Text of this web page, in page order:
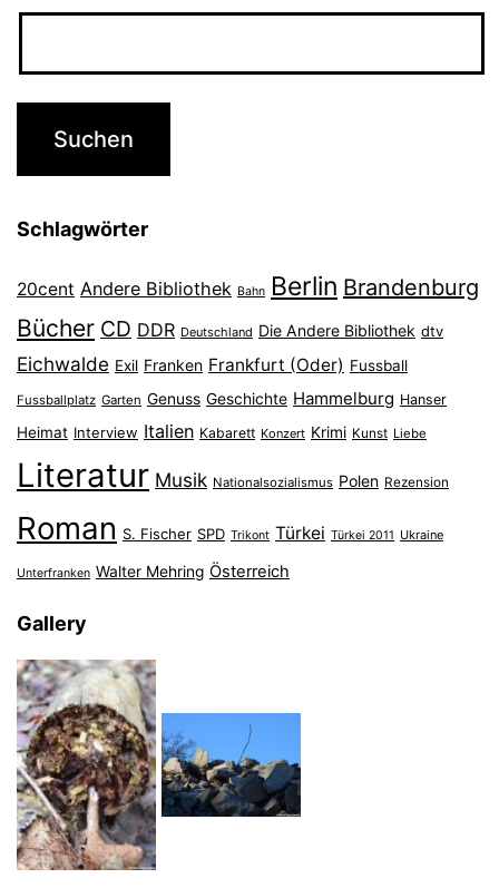
Schlagwörter
20cent Andere Bibliothek Bahn Berlin Brandenburg
Bücher CD DDR Deutschland Die Andere Bibliothek dtv
Eichwalde Exil Franken Frankfurt (Oder) Fussball
Fussballplatz Garten Genuss Geschichte Hammelburg Hanser
Heimat Interview Italien Kabarett Konzert Krimi Kunst Liebe
Literatur Musik Nationalsozialismus Polen Rezension
Roman S. Fischer SPD Trikont Türkei Türkei 2011 Ukraine
Unterfranken Walter Mehring Österreich
Gallery